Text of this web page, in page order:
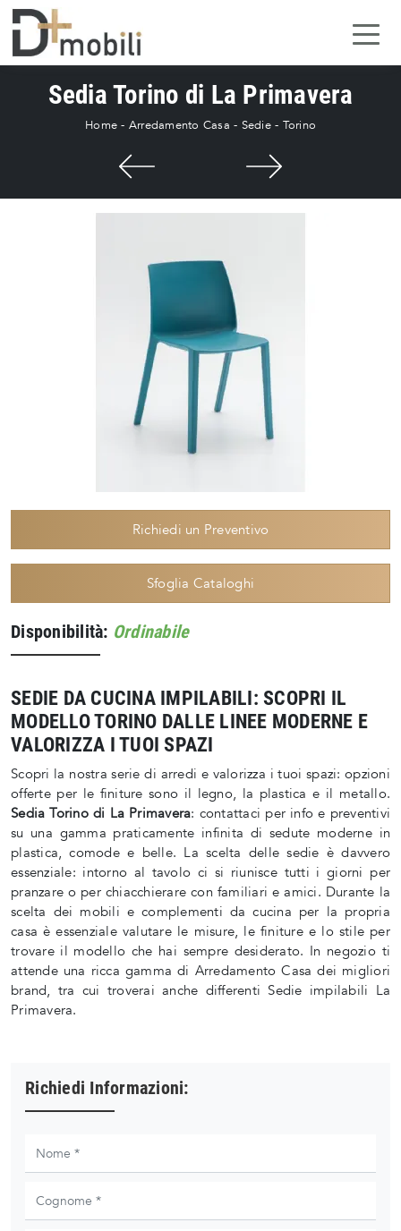
Sedia Torino di La Primavera
Home - Arredamento Casa - Sedie - Torino
Richiedi un Preventivo
Sfoglia Cataloghi
Disponibilità: Ordinabile
SEDIE DA CUCINA IMPILABILI: SCOPRI IL
MODELLO TORINO DALLE LINEE MODERNE E
VALORIZZA I TUOI SPAZI
Scopri la nostra serie di arredi e valorizza i tuoi spazi: opzioni
offerte per le finiture sono il legno, la plastica e il metallo.
Sedia Torino di La Primavera: contattaci per info e preventivi
su una gamma praticamente infinita di sedute moderne in
plastica, comode e belle. La scelta delle sedie è davvero
essenziale: intorno al tavolo ci si riunisce tutti i giorni per
pranzare o per chiacchierare con familiari e amici. Durante la
scelta dei mobili e complementi da cucina per la propria
casa è essenziale valutare le misure, le finiture e lo stile per
trovare il modello che hai sempre desiderato. In negozio ti
attende una ricca gamma di Arredamento Casa dei migliori
brand, tra cui troverai anche differenti Sedie impilabili La
Primavera.
Richiedi Informazioni: